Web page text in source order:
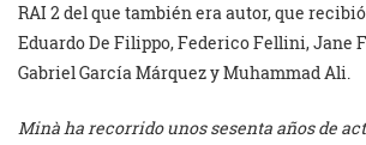
RAI 2 del que también era autor, que
Eduardo De Filippo, Federico Fellini, Jane
Gabriel García Márquez y Muhammad Ali.
Minà ha recorrido unos sesenta años de